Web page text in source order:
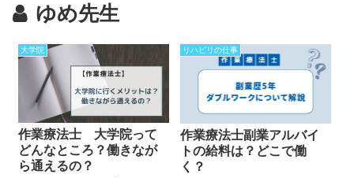
ゆめ先生
大学院
作業療法士 大学院って
どんなところ？働きなが
ら通えるの？
リハビリの仕事
作業療法士副業アルバイ
トの給料は？どこで働
く？